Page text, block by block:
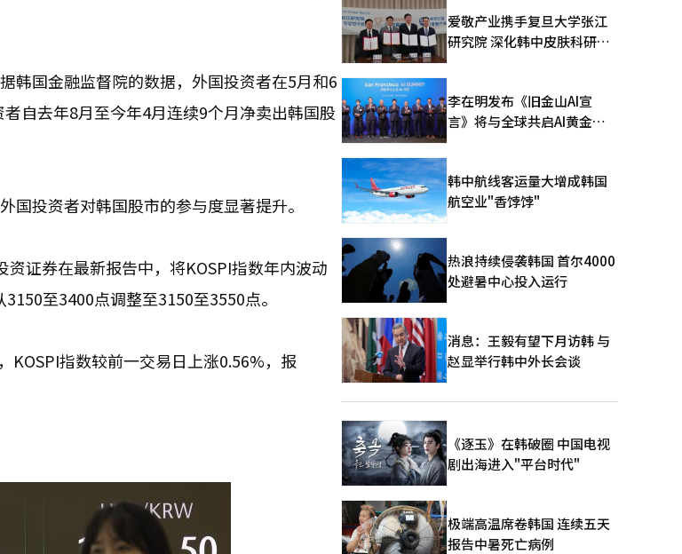
韩国金融监督院的数据，外国投资者在5月和6
自去年8月至今年4月连续9个月净卖出韩国股
投资者对韩国股市的参与度显著提升。
证券在最新报告中，将KOSPI指数年内波动
至3400点调整至3150至3550点。
KOSPI指数较前一交易日上涨0.56%，报
爱敬产业携手复旦大学张江
研究院 深化韩中皮肤科研合
李在明发布《旧金山AI宣
言》将与全球共启AI黄金时
韩中航线客运量大增成韩国
航空业"香饽饽"
热浪持续侵袭韩国 首尔4000
处避暑中心投入运行
消息：王毅有望下月访韩 与
赵显举行韩中外长会谈
《逐玉》在韩破圈 中国电视
剧出海进入"平台时代"
极端高温席卷韩国 连续五天
报告中暑死亡病例